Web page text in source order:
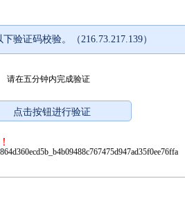
验证码校验。（216.73.217.139）
请在五分钟内完成验证